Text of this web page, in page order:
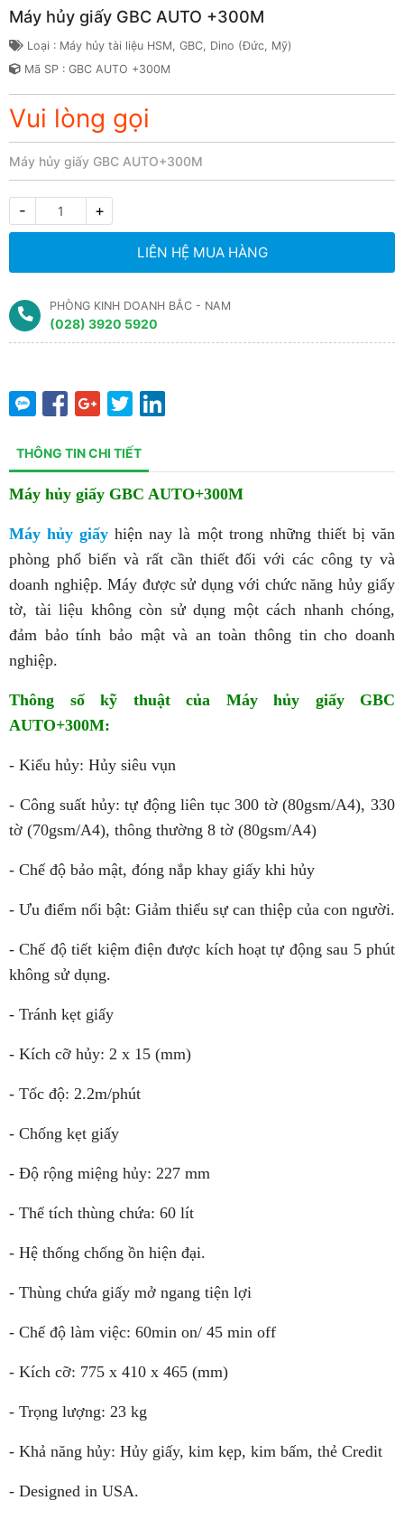
Máy hủy giấy GBC AUTO +300M
Loại : Máy hủy tài liệu HSM, GBC, Dino (Đức, Mỹ)
Mã SP : GBC AUTO +300M
Vui lòng gọi
Máy hủy giấy GBC AUTO+300M
- +
LIÊN HỆ MUA HÀNG
PHÒNG KINH DOANH BẮC - NAM
(028) 3920 5920
THÔNG TIN CHI TIẾT
Máy hủy giấy GBC AUTO+300M
Máy hủy giấy hiện nay là một trong những thiết bị văn
phòng phổ biến và rất cần thiết đối với các công ty và
doanh nghiệp. Máy được sử dụng với chức năng hủy giấy
tờ, tài liệu không còn sử dụng một cách nhanh chóng,
đảm bảo tính bảo mật và an toàn thông tin cho doanh
nghiệp.
Thông số kỹ thuật của Máy hủy giấy GBC
AUTO+300M:
- Kiểu hủy: Hủy siêu vụn
- Công suất hủy: tự động liên tục 300 tờ (80gsm/A4), 330
tờ (70gsm/A4), thông thường 8 tờ (80gsm/A4)
- Chế độ bảo mật, đóng nắp khay giấy khi hủy
- Ưu điểm nổi bật: Giảm thiểu sự can thiệp của con người.
- Chế độ tiết kiệm điện được kích hoạt tự động sau 5 phút
không sử dụng.
- Tránh kẹt giấy
- Kích cỡ hủy: 2 x 15 (mm)
- Tốc độ: 2.2m/phút
- Chống kẹt giấy
- Độ rộng miệng hủy: 227 mm
- Thể tích thùng chứa: 60 lít
- Hệ thống chống ồn hiện đại.
- Thùng chứa giấy mở ngang tiện lợi
- Chế độ làm việc: 60min on/ 45 min off
- Kích cỡ: 775 x 410 x 465 (mm)
- Trọng lượng: 23 kg
- Khả năng hủy: Hủy giấy, kim kẹp, kim bấm, thẻ Credit
- Designed in USA.